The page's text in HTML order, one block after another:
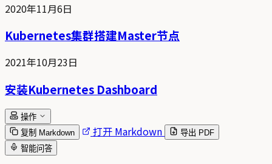
2020年11月6日
Kubernetes集群搭建Master节点
2021年10月23日
安装Kubernetes Dashboard
操作
复制 Markdown
打开 Markdown
导出 PDF
智能问答